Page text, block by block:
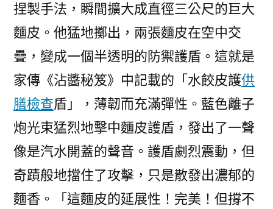
捏製手法，瞬間擴大成直徑三公尺的巨大
麵皮。他猛地擲出，兩張麵皮在空中交
疊，變成一個半透明的防禦護盾。這就是
家傳《沾醬秘笈》中記載的「水餃皮護供
膳檢查盾」，薄韌而充滿彈性。藍色離子
炮光束猛烈地擊中麵皮護盾，發出了一聲
像是汽水開蓋的聲音。護盾劇烈震動，但
奇蹟般地擋住了攻擊，只是散發出濃郁的
麵香。「這麵皮的延展性！完美！但撐不